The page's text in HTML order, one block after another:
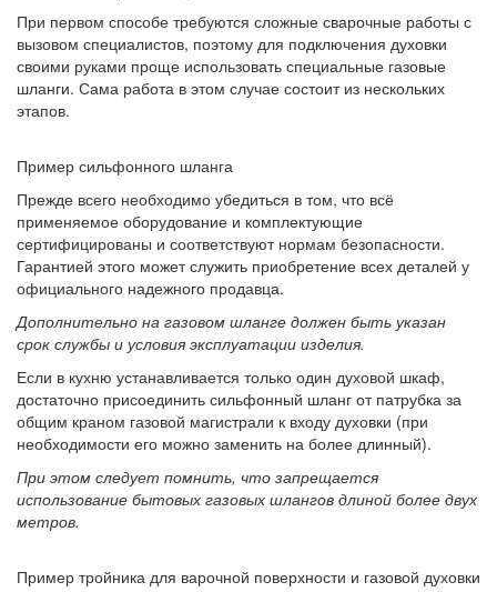
При первом способе требуются сложные сварочные работы с
вызовом специалистов, поэтому для подключения духовки
своими руками проще использовать специальные газовые
шланги. Сама работа в этом случае состоит из нескольких
этапов.
Пример сильфонного шланга
Прежде всего необходимо убедиться в том, что всё
применяемое оборудование и комплектующие
сертифицированы и соответствуют нормам безопасности.
Гарантией этого может служить приобретение всех деталей у
официального надежного продавца.
Дополнительно на газовом шланге должен быть указан
срок службы и условия эксплуатации изделия.
Если в кухню устанавливается только один духовой шкаф,
достаточно присоединить сильфонный шланг от патрубка за
общим краном газовой магистрали к входу духовки (при
необходимости его можно заменить на более длинный).
При этом следует помнить, что запрещается
использование бытовых газовых шлангов длиной более двух
метров.
Пример тройника для варочной поверхности и газовой духовки